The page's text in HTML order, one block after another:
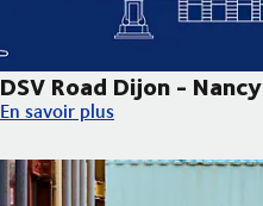
DSV Road Dijon - Nancy
DSV Road Dijon - Nancy
En savoir plus